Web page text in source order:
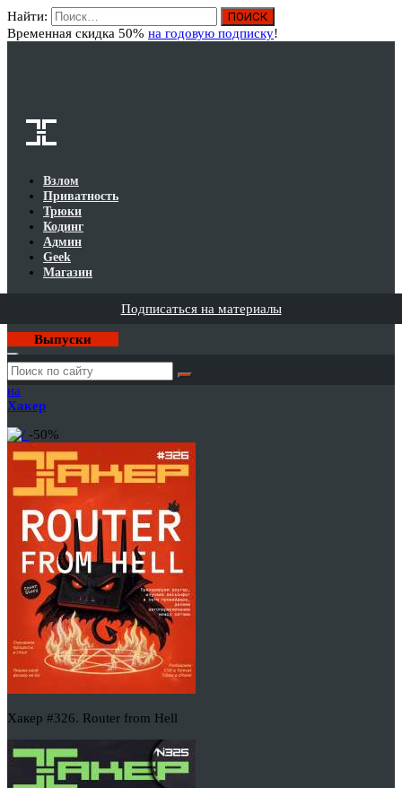
Найти:
Временная скидка 50% на годовую подписку!
Взлом
Приватность
Трюки
Кодинг
Админ
Geek
Магазин
Подписаться на материалы
Выпуски
Годовая
подписка
на
Хакер
-50%
Хакер #326. Router from Hell